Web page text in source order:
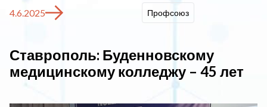
4.6.2025 Профсоюз
Ставрополь: Буденновскому
медицинскому колледжу – 45 лет